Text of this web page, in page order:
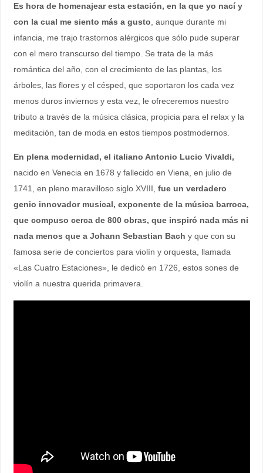
Es hora de homenajear esta estación, en la que yo nací y
con la cual me siento más a gusto , aunque durante mi
infancia, me trajo trastornos alérgicos que sólo pude superar
con el mero transcurso del tiempo. Se trata de la más
romántica del año, con el crecimiento de las plantas, los
árboles, las flores y el césped, que soportaron los cada vez
menos duros inviernos y esta vez, le ofreceremos nuestro
tributo a través de la música clásica, propicia para el relax y la
meditación, tan de moda en estos tiempos postmodernos.
En plena modernidad, el italiano Antonio Lucio Vivaldi,
nacido en Venecia en 1678 y fallecido en Viena, en julio de
1741, en pleno maravilloso siglo XVIII, fue un verdadero
genio innovador musical, exponente de la música barroca,
que compuso cerca de 800 obras, que inspiró nada más ni
nada menos que a Johann Sebastian Bach y que con su
famosa serie de conciertos para violín y orquesta, llamada
«Las Cuatro Estaciones», le dedicó en 1726, estos sones de
violín a nuestra querida primavera.